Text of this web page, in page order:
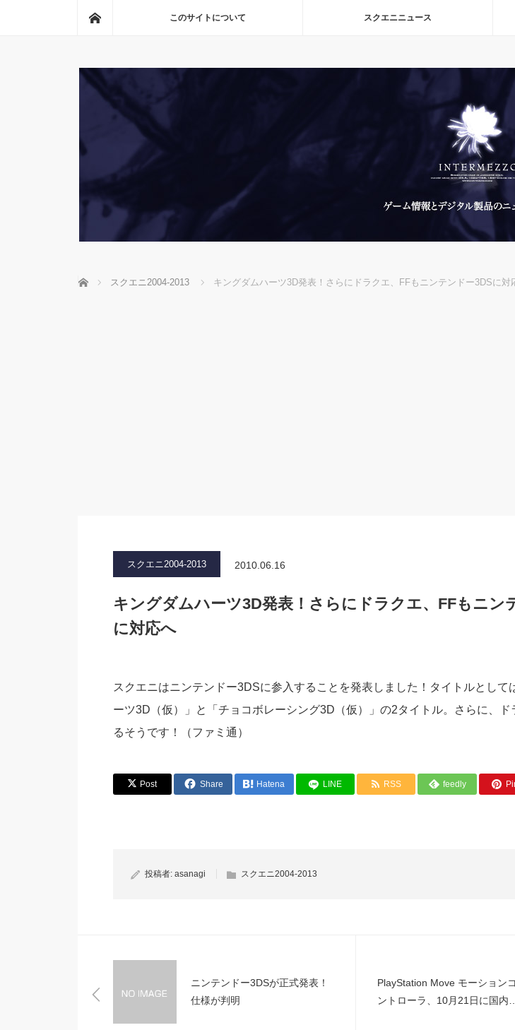
このサイトについて スクエニニュース
ホーム スクエニ2004-2013 キングダムハーツ3D発表！さらにドラクエ、FFもニンテンドー3DSに対
スクエニ2004-2013 2010.06.16
キングダムハーツ3D発表！さらにドラクエ、FFもニン
に対応へ
スクエニはニンテンドー3DSに参入することを発表しました！タイトルとして
ーツ3D（仮）」と「チョコボレーシング3D（仮）」の2タイトル。さらに、ド
るそうです！（ファミ通）
Post Share Hatena LINE RSS feedly
投稿者: asanagi スクエニ2004-2013
ニンテンドー3DSが正式発表！
仕様が判明
PlayStation Move モーションコ
ントローラ、10月21日に国内発